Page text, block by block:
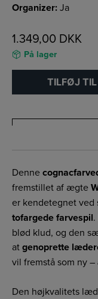
Organizer:Ja
1.349,00 DKK
På lager
TILFØJ
Denne
fremstillet af ægte
er kendetegnet ved
tofargede farvespil
blød klud, og den
atgenoprette
vil fremstå som ny –
Den højkvalitets